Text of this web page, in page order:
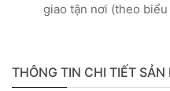
giao tận nơi (theo
THÔNG TIN CHI TIẾT SẢN